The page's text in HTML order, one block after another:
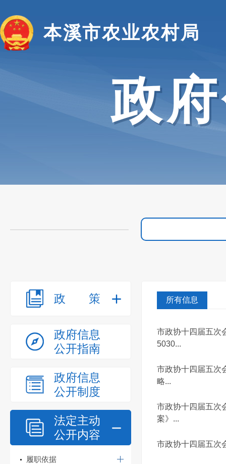
本溪市农业农村局
政
政策
政府信息
公开指南
政府信息
公开制度
法定主动
公开内容
履职依据
所有信息
市政协十四届五次
5030...
市政协十四届五次
略...
市政协十四届五次
案》...
市政协十四届五次